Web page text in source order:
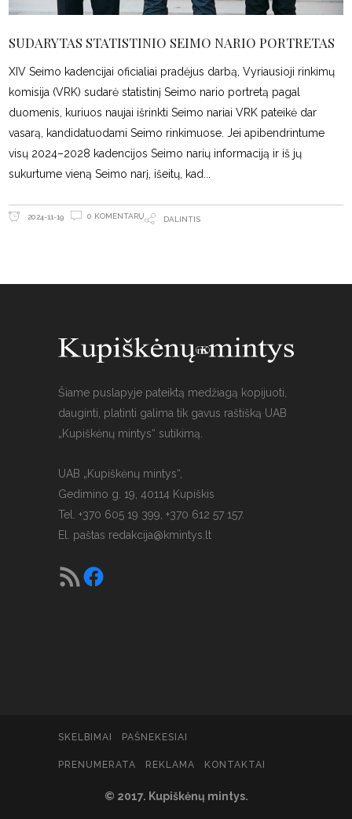
SUDARYTAS STATISTINIO SEIMO NARIO PORTRETAS
XIV Seimo kadencijai oficialiai pradėjus darbą, Vyriausioji rinkimų
komisija (VRK) sudarė statistinį Seimo nario portretą pagal
duomenis, kuriuos naujai išrinkti Seimo nariai VRK pateikė dar
vasarą, kandidatuodami Seimo rinkimuose. Jei apibendrintume
visų 2024–2028 kadencijos Seimo narių informaciją ir iš jų
sukurtume vieną Seimo narį, išeitų, kad
2024-11-19 0 KOMENTARŲ DALINTIS
Šiame puslapyje pateiktą medžiagą kopijuoti,
dauginti, platinti galima tik gavus raštišką UAB
„Kupiškėnų mintys“ sutikimą.
UAB „Kupiškėnų mintys“,
Gedimino g. 19, 40114 Kupiškis
Tel. +370 605 19 399, +370 612 57 157.
El. paštas redakcija@kmintys.lt
SKELBIMAI PAŠNEKESIAI
© 2017. Kupiškėnų mintys.
PRENUMERATA REKLAMA KONTAKTAI